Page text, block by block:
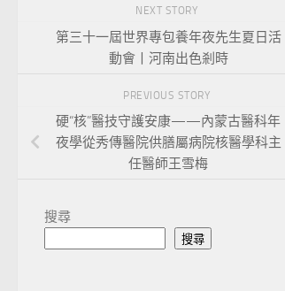
NEXT STORY
第三十一屆世界專包養年夜先生夏日活
動會丨河南出色剎時
PREVIOUS STORY
硬“核”醫技守護安康——內蒙古醫科年
夜學從秀傳醫院供膳屬病院核醫學科主
任醫師王雪梅
搜尋
搜尋